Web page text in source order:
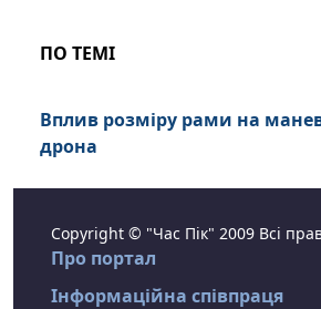
ПО ТЕМІ
Вплив розміру рами на
дрона
Copyright © "Час Пік" 2009 Всі
Про портал
Інформаційна співпраця